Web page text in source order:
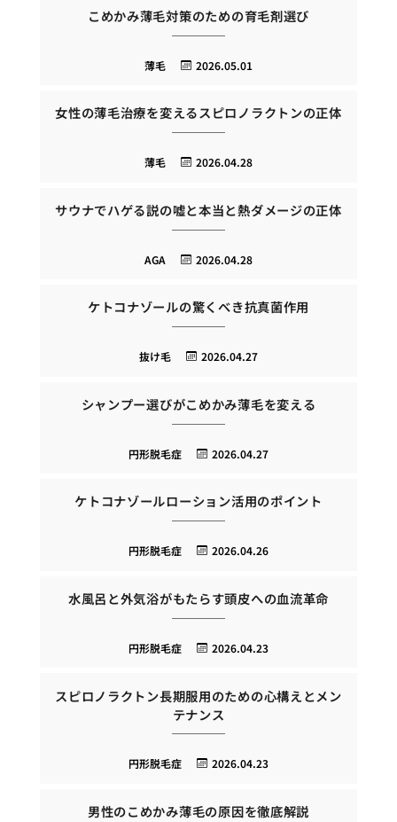
こめかみ薄毛対策のための育毛剤選び
2026.05.01
薄毛
女性の薄毛治療を変えるスピロノラクトンの正体
2026.04.28
薄毛
サウナでハゲる説の嘘と本当と熱ダメージの正体
2026.04.28
AGA
ケトコナゾールの驚くべき抗真菌作用
2026.04.27
抜け毛
シャンプー選びがこめかみ薄毛を変える
2026.04.27
円形脱毛症
ケトコナゾールローション活用のポイント
2026.04.26
円形脱毛症
水風呂と外気浴がもたらす頭皮への血流革命
2026.04.23
円形脱毛症
スピロノラクトン長期服用のための心構えとメン
テナンス
2026.04.23
円形脱毛症
男性のこめかみ薄毛の原因を徹底解説